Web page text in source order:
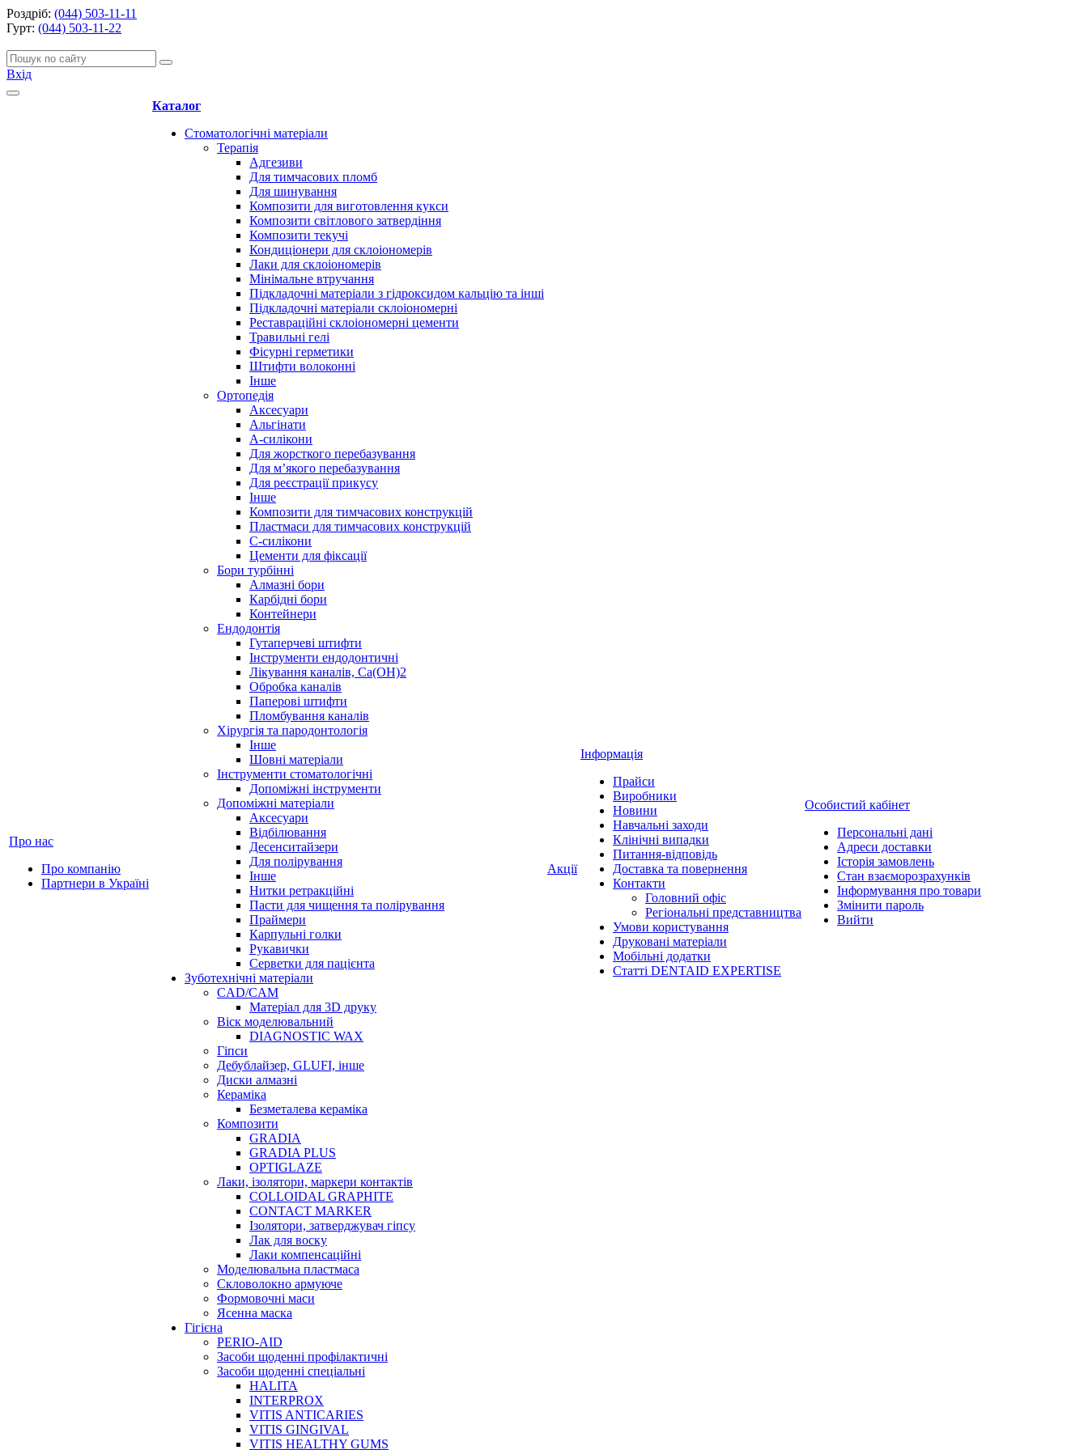
Роздріб: (044) 503-11-11
Гурт: (044) 503-11-22
Вхід
Про нас
Про компанію
Партнери в Україні
Каталог
Стоматологічні матеріали
Терапія
Адгезиви
Для тимчасових пломб
Для шинування
Композити для виготовлення кукси
Композити світлового затвердіння
Композити текучі
Кондиціонери для склоіономерів
Лаки для склоіономерів
Мінімальне втручання
Підкладочні матеріали з гідроксидом кальцію та інші
Підкладочні матеріали склоіономерні
Реставраційні склоіономерні цементи
Травильні гелі
Фісурні герметики
Штифти волоконні
Інше
Ортопедія
Аксесуари
Альгінати
А-силікони
Для жорсткого перебазування
Для м’якого перебазування
Для реєстрації прикусу
Інше
Композити для тимчасових конструкцій
Пластмаси для тимчасових конструкцій
С-силікони
Цементи для фіксації
Бори турбінні
Алмазні бори
Карбідні бори
Контейнери
Ендодонтія
Гутаперчеві штифти
Інструменти ендодонтичні
Лікування каналів, Ca(OH)2
Обробка каналів
Паперові штифти
Пломбування каналів
Хірургія та пародонтологія
Інше
Шовні матеріали
Інструменти стоматологічні
Допоміжні інструменти
Допоміжні матеріали
Аксесуари
Відбілювання
Десенситайзери
Для полірування
Інше
Нитки ретракційні
Пасти для чищення та полірування
Праймери
Карпульні голки
Рукавички
Серветки для пацієнта
Зуботехнічні матеріали
CAD/CAM
Матеріал для 3D друку
Віск моделювальний
DIAGNOSTIC WAX
Гіпси
Дебублайзер, GLUFI, інше
Диски алмазні
Кераміка
Безметалева кераміка
Композити
GRADIA
GRADIA PLUS
OPTIGLAZE
Лаки, ізолятори, маркери контактів
COLLOIDAL GRAPHITE
CONTACT MARKER
Ізолятори, затверджувач гіпсу
Лак для воску
Лаки компенсаційні
Моделювальна пластмаса
Скловолокно армуюче
Формовочні маси
Ясенна маска
Гігієна
PERIO-AID
Засоби щоденні профілактичні
Засоби щоденні спеціальні
HALITA
INTERPROX
VITIS ANTICARIES
VITIS GINGIVAL
VITIS HEALTHY GUMS
Акції
Інформація
Прайси
Виробники
Новини
Навчальні заходи
Клінічні випадки
Питання-відповідь
Доставка та повернення
Контакти
Головний офіс
Регіональні представництва
Умови користування
Друковані матеріали
Мобільні додатки
Статті DENTAID EXPERTISE
Особистий кабінет
Персональні дані
Адреси доставки
Історія замовлень
Стан взаєморозрахунків
Інформування про товари
Змінити пароль
Вийти